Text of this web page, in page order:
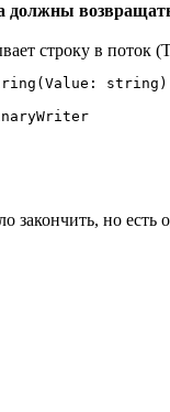
должны
строку в поток
но есть